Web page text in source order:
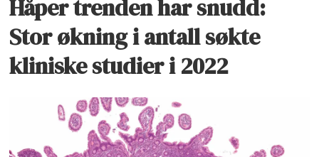
Håper trenden har snudd:
Stor økning i antall søkte
kliniske studier i 2022